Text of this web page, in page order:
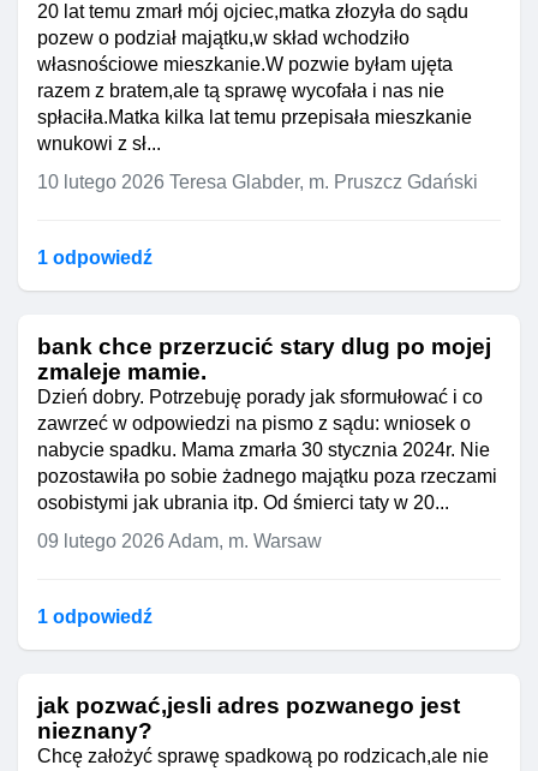
20 lat temu zmarł mój ojciec,matka złozyła do sądu
pozew o podział majątku,w skład wchodziło
własnościowe mieszkanie.W pozwie byłam ujęta
razem z bratem,ale tą sprawę wycofała i nas nie
spłaciła.Matka kilka lat temu przepisała mieszkanie
wnukowi z sł...
10 lutego 2026 Teresa Glabder, m. Pruszcz Gdański
1 odpowiedź
bank chce przerzucić stary dlug po mojej
zmaleje mamie.
Dzień dobry. Potrzebuję porady jak sformułować i co
zawrzeć w odpowiedzi na pismo z sądu: wniosek o
nabycie spadku. Mama zmarła 30 stycznia 2024r. Nie
pozostawiła po sobie żadnego majątku poza rzeczami
osobistymi jak ubrania itp. Od śmierci taty w 20...
09 lutego 2026 Adam, m. Warsaw
1 odpowiedź
jak pozwać,jesli adres pozwanego jest
nieznany?
Chcę założyć sprawę spadkową po rodzicach,ale nie